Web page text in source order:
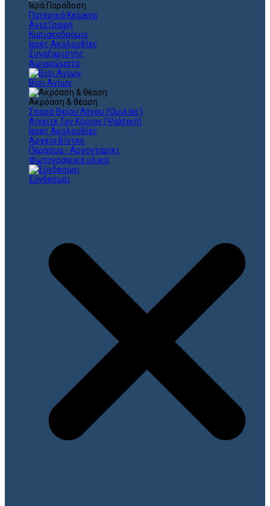
Ιερά Παράδοση
Πατερικά Κείμενα
Αγία Γραφή
Κυριακοδρόμιο
Ιερές Ακολουθίες
Συναξαριστής
Αφιερώματα
Βίοι Αγίων
Ακρόαση & θέαση
Σπορά Θείου Λόγου (Ομιλίες)
Αινείτε Τον Κύριον (Ψαλτική)
Ιερές Ακολουθίες
Αρχεία Βίντεο
Πέρασμα - Αρχονταρίκι
Φωτογραφικό υλικό
Σύνδεσμοι